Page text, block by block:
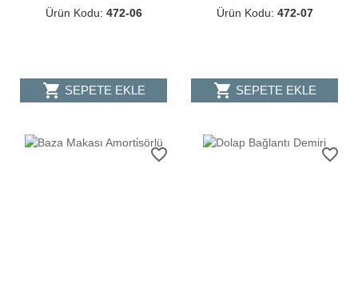
Ürün Kodu: 472-06
shopping_cart SEPETE EKLE
Ürün Kodu: 472-07
shopping_cart SEPETE EKLE
favorite_border favorite_border